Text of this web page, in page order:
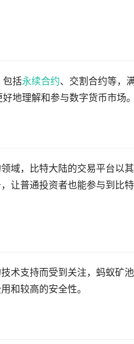
包括永续合约、交割合约等，
地理解和参与数字货币市场。
域，比特大陆的交易平台以
让普通投资者也能参与到比
术支持而受到关注，蚂蚁矿
和较高的安全性。